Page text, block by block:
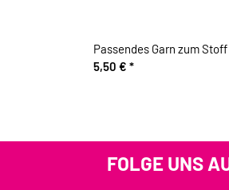
Passendes Garn zum Stoff
5,50 € *
FOLGE UNS